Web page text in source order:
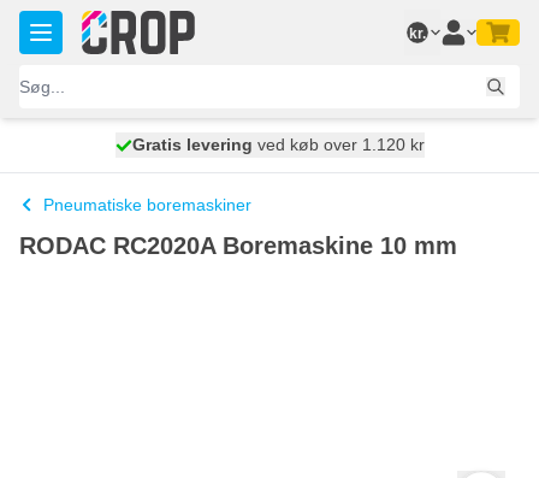
Skip to Content
kr.
vi sender i dag
Gratis levering ved køb over 1.120 kr
100 dage
Pneumatiske boremaskiner
RODAC RC2020A Boremaskine 10 mm